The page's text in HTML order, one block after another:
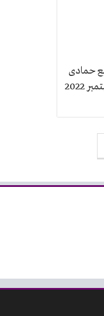
حمادى
من 20 اغسطس حتى 5 سبتمبر 2022